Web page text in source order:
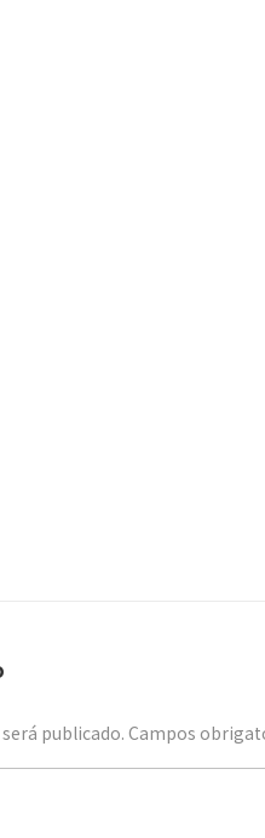
publicado. Campos